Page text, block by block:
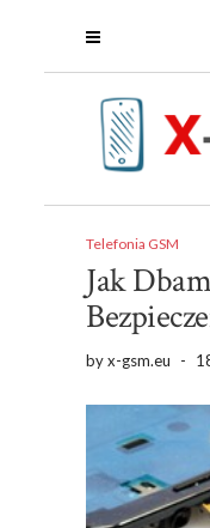
Telefonia GSM
Jak
byx-gsm.eu -